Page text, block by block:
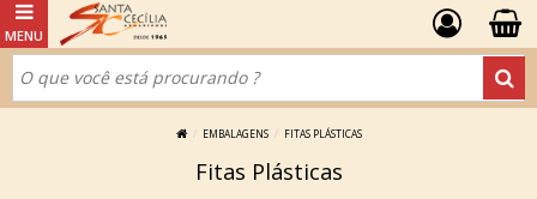
EMBALAGENS FITAS PLÁSTICAS
Fitas Plásticas